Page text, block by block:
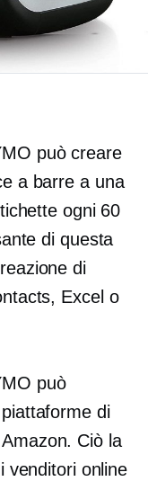
può creare
a barre a una
ogni 60
di questa
di
Excel o
può
di
Ciò la
venditori online